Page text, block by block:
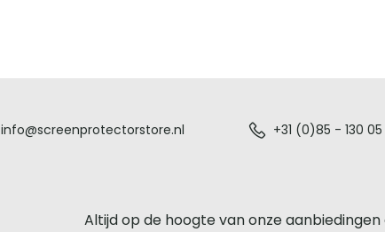
info@screenprotectorstore.nl +31 (0)85 - 130
Altijd op de hoogte van onze